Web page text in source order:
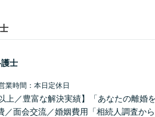
士
業時間：本日定休日
上／豊富な解決実績】「あなたの離
／面会交流／婚姻費用「相続人調査か